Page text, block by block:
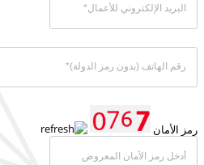
رمز الأمان